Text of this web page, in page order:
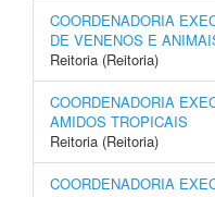
COORDENADORIA
DE VENENOS E
Reitoria (Reitoria)
COORDENADORIA
AMIDOS TROPICAIS
Reitoria (Reitoria)
COORDENADORIA